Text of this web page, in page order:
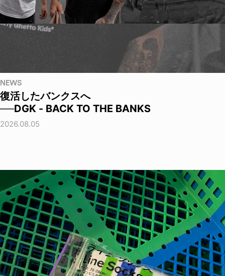
NEWS
復活したバンクスへ
──DGK - BACK TO THE BANKS
2026.08.05